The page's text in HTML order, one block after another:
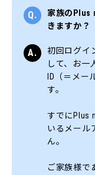
家族のPlus
きますか？
初回ログイ
して、お一
ID（＝メー
す。
すでにPlus
いるメール
ん。
ご家族様で